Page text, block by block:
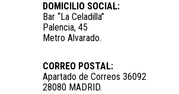
DOMICILIO SOCIAL:
Bar “La Celadilla”
Palencia, 45
Metro Alvarado.
CORREO POSTAL:
Apartado de Correos 36092
28080 MADRID.